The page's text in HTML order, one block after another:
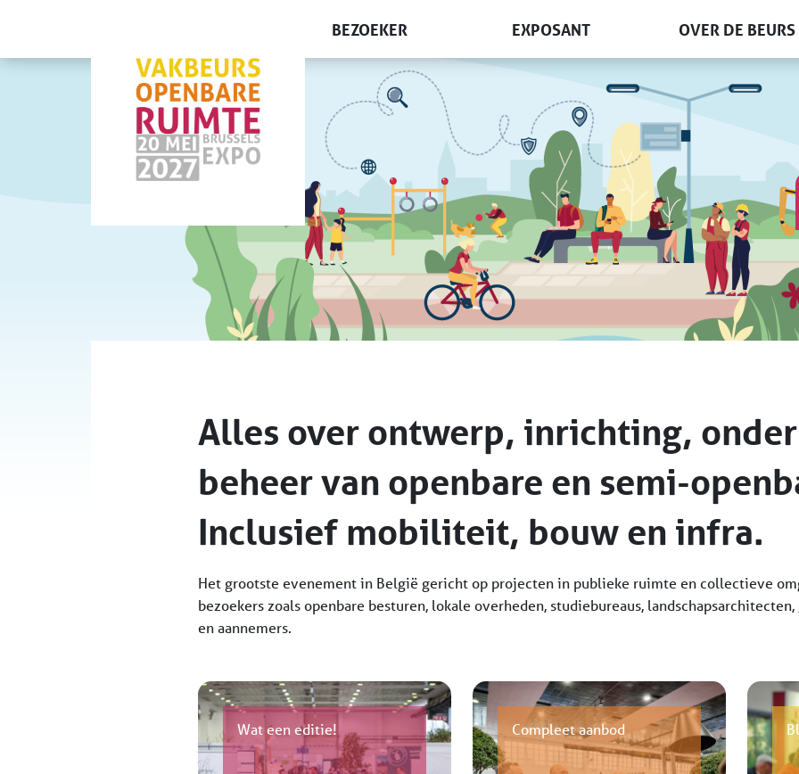
BEZOEKER
Producten & diensten
EXPOSANT
Deelname info
Informatieaanvraag
Boek een stand
Lezing geven?
OVER DE BEURS
Nieuws
Alles over ontwerp, inrichting,
beheer van openbare en semi-
Inclusief mobiliteit, bouw en infra.
Het grootste evenement in België gericht op projecten in publieke ruimte en collectieve
bezoekers zoals openbare besturen, lokale overheden, studiebureaus,
en aannemers.
Wat een editie! Compleet aanbod